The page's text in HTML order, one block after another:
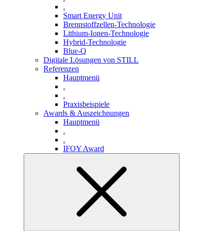
.
Smart Energy Unit
Brennstoffzellen-Technologie
Lithium-Ionen-Technologie
Hybrid-Technologie
Blue-Q
Digitale Lösungen von STILL
Referenzen
Hauptmenü
.
.
Praxisbeispiele
Awards & Auszeichnungen
Hauptmenü
.
.
IFOY Award